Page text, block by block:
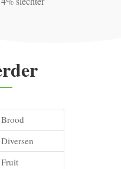
Brood
Diversen
Fruit